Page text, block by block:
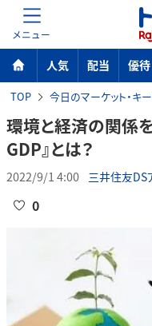
MENU
人気 配当 優待
TOP 今日のマーケット・キ
環境と経済の関係
GDP』とは？
2022/9/1 4:00 三井住友DS
0